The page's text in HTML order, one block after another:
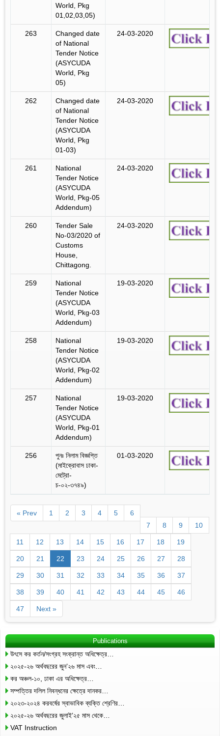
World, Pkg
01,02,03,05)
263
Changed date
of National
Tender Notice
(ASYCUDA
World, Pkg
05)
24-03-2020
262
Changed date
of National
Tender Notice
(ASYCUDA
World, Pkg
01-03)
24-03-2020
261
National
Tender Notice
(ASYCUDA
World, Pkg-05
Addendum)
24-03-2020
260
Tender Sale
No-03/2020 of
Customs
House,
Chittagong.
24-03-2020
259
National
Tender Notice
(ASYCUDA
World, Pkg-03
Addendum)
19-03-2020
258
National
Tender Notice
(ASYCUDA
World, Pkg-02
Addendum)
19-03-2020
257
National
Tender Notice
(ASYCUDA
World, Pkg-01
Addendum)
19-03-2020
256
পুনঃ নিলাম বিজ্ঞপ্তি
(মাইক্রোবাস ঢাকা-
মেট্রো-
চ-০২-৩৭৪৯)
01-03-2020
« Prev 1 2 3 4 5
6
7
8 9 10
11 12 13 14 15 16 17 18 19
20 21 22 23 24 25 26 27 28
29 30 31 32 33 34 35 36 37
38 39 40 41 42 43 44 45 46
47 Next »
Publications
উৎসে কর কর্তন/সংগ্রহ সংক্রান্ত অধিক্ষেত্র…
২০২৫-২৬ অর্থবছরের জুন’২৬ মাস এবং…
কর অঞ্চল-১০, ঢাকা এর অধিক্ষেত্র…
সম্পত্তির দলিল নিবন্ধনের ক্ষেত্রে দানকর…
২০২৩-২০২৪ করবর্ষের স্বাভাবিক ব্যক্তি শ্রেণির…
২০২৫-২৬ অর্থবছরের জুলাই’২৫ মাস থেকে…
VAT Instruction